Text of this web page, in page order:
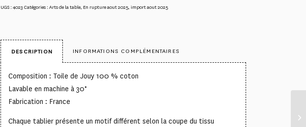
UGS :4023 Catégories :Arts de la table, En rupture aout 2025, import aout 2025
DESCRIPTION INFORMATIONS COMPLÉMENTAIRES
Composition : Toile de Jouy 100 % coton
Lavable en machine à 30°
Fabrication : France
Chaque tablier présente un motif différent selon la coupe du tissu